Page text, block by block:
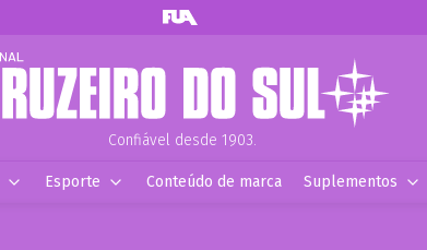
Confiável desde 1903.
Esporte Conteúdo de marca Suplementos